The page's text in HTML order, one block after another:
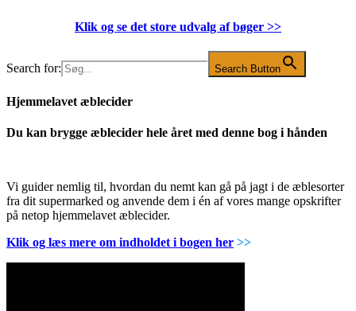
Klik og se det store udvalg af bøger >>
Search for: Search Button
Hjemmelavet æblecider
Du kan brygge æblecider hele året med denne bog i hånden
Vi guider nemlig til, hvordan du nemt kan gå på jagt i de æblesorter
fra dit supermarked og anvende dem i én af vores mange opskrifter
på netop hjemmelavet æblecider.
Klik og læs mere om indholdet i bogen her >>